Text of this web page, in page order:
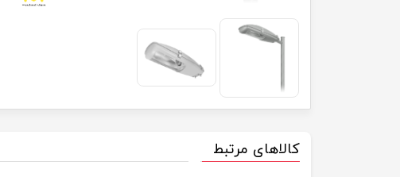
کالاهای مرتبط